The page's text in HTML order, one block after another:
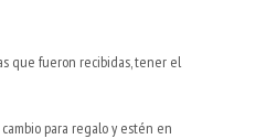
que fueron recibidas, tener el
para regalo y estén en